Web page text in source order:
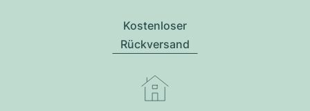
Kostenloser
Rückversand